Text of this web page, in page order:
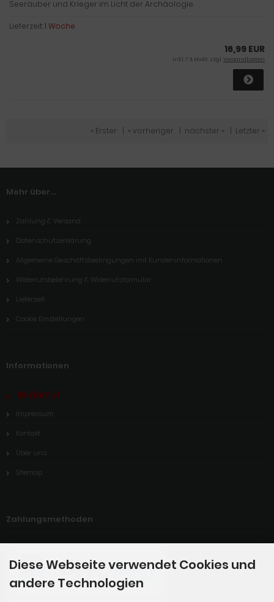
Seeräuber und Krieger im Licht der Archäologie.
Lieferzeit:1 Woche
16,99 EUR
inkl. 7 % MwSt. zzgl.Versandkosten
« Erster « vorheriger nächster » Letzter »
Mehr über...
Zahlung & Versand
Datenschutzerklärung
Allgemeine Geschäftsbedingungen mit Kundeninformationen
Widerrufsbelehrung & Widerrufsformular
Lieferzeit
Cookie Einstellungen
Informationen
Widerruf
Impressum
Kontakt
Über uns
Sitemap
Zahlungsmethoden
Diese Webseite verwendet Cookies und
andere Technologien